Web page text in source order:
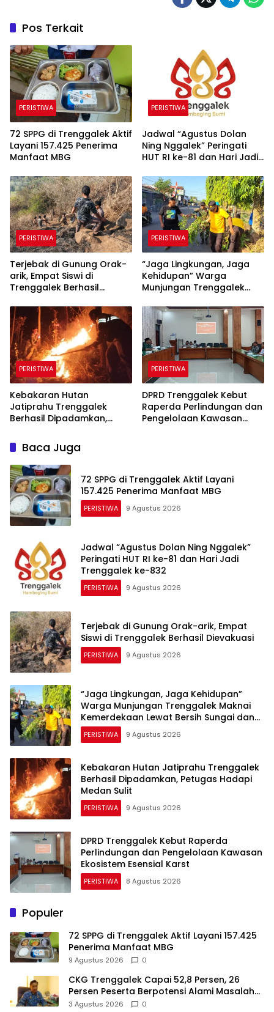
Pos Terkait
PERISTIWA
72 SPPG di Trenggalek Aktif
Layani 157.425 Penerima
Manfaat MBG
PERISTIWA
Jadwal “Agustus Dolan
Ning Nggalek” Peringati
HUT RI ke-81 dan Hari Jadi
PERISTIWA
Terjebak di Gunung Orak-
arik, Empat Siswi di
Trenggalek Berhasil
PERISTIWA
“​Jaga Lingkungan, Jaga
Kehidupan” Warga
Munjungan Trenggalek
Lewat Bersih Sungai dan
Donor Darah
PERISTIWA
Kebakaran Hutan
Jatiprahu Trenggalek
Berhasil Dipadamkan,
Sulit
PERISTIWA
DPRD Trenggalek Kebut
Raperda Perlindungan dan
Pengelolaan Kawasan
Baca Juga
72 SPPG di Trenggalek Aktif Layani
157.425 Penerima Manfaat MBG
PERISTIWA 9 Agustus 2026
Jadwal “Agustus Dolan Ning Nggalek”
Peringati HUT RI ke-81 dan Hari Jadi
Trenggalek ke-832
PERISTIWA 9 Agustus 2026
Terjebak di Gunung Orak-arik, Empat
Siswi di Trenggalek Berhasil Dievakuasi
PERISTIWA 9 Agustus 2026
“​Jaga Lingkungan, Jaga Kehidupan”
Warga Munjungan Trenggalek Maknai
Kemerdekaan Lewat Bersih Sungai dan
Donor Darah
PERISTIWA 9 Agustus 2026
Kebakaran Hutan Jatiprahu Trenggalek
Berhasil Dipadamkan, Petugas Hadapi
Medan Sulit
PERISTIWA 9 Agustus 2026
DPRD Trenggalek Kebut Raperda
Perlindungan dan Pengelolaan Kawasan
Ekosistem Esensial Karst
PERISTIWA 8 Agustus 2026
Populer
72 SPPG di Trenggalek Aktif Layani 157.425
Penerima Manfaat MBG
9 Agustus 2026 0
CKG Trenggalek Capai 52,8 Persen, 26
Persen Peserta Berpotensi Alami Masalah
Kejiwaan
3 Agustus 2026 0